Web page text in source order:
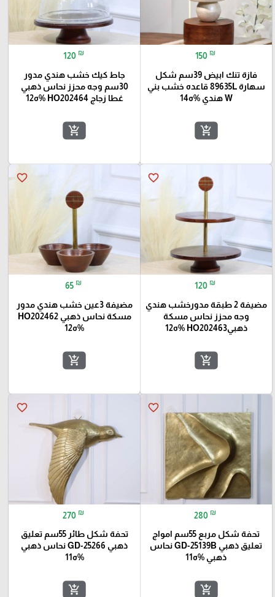
150 ₪
فازة تنك ابيض 39سم شكل
سهارة 89635L قاعده خشب بني
W هندي %ه14
add_shopping_cart
120 ₪
جاط كيك خشب هندي مدور
30سم وجه محزز نحاس ذهبي
غطا زجاج HO202464 %ه12
add_shopping_cart
favorite_border
120 ₪
مضيفة 2 طبقة مدورخشب هندي
وجه محزز نحاس مسكة
ذهبيHO202463 %ه12
add_shopping_cart
favorite_border
65 ₪
مضيفة 3عين خشب هندي مدور
مسكة نحاس ذهبي HO202462
%ه12
add_shopping_cart
favorite_border
280 ₪
تحفة شكل مربع 55سم امواج
تعليق ذهبي GD-25139B نحاس
ذهبي %ه11
add_shopping_cart
favorite_border
270 ₪
تحفة شكل طائر 55سم تعليق
ذهبي GD-25266 نحاس ذهبي
%ه11
add_shopping_cart